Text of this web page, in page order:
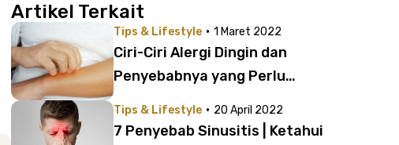
Artikel Terkait
Tips & Lifestyle · 1 Maret 2022
Ciri-Ciri Alergi Dingin dan
Penyebabnya yang Perlu
Tips & Lifestyle · 20 April 2022
7 Penyebab Sinusitis | Ketahui